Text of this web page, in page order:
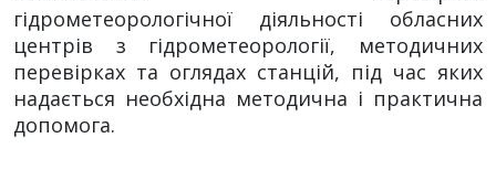
гідрометеорологічної діяльності обласних
центрів з гідрометеорології, методичних
перевірках та оглядах станцій, під час яких
надається необхідна методична і практична
допомога.